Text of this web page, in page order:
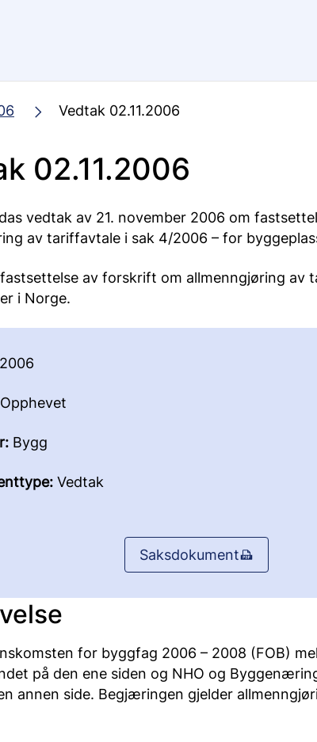
Vedtak 02.11.2006
02.11.2006
vedtak av 21. november 2006 om
av tariffavtale i sak 4/2006 – for
av forskrift om allmenngjøring av
i Norge.
2006
Opphevet
Bygg
Vedtak
Saksdokument
for byggfag 2006 – 2008 (FOB)
på den ene siden og NHO og
annen side. Begjæringen gjelder